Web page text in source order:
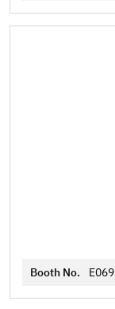
Booth No. E069